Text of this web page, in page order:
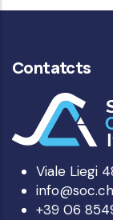
Contatcts
Viale Liegi
+39 06